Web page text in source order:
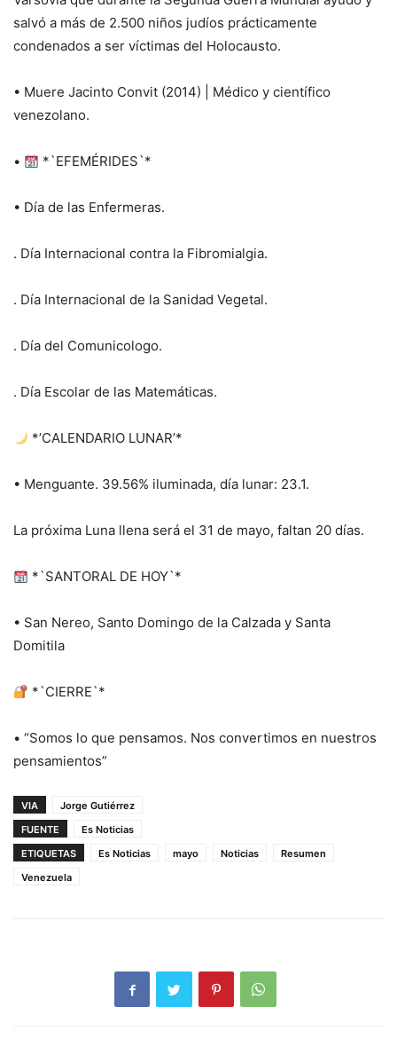
salvó a más de 2.500 niños judíos prácticamente
condenados a ser víctimas del Holocausto.
• Muere Jacinto Convit (2014) | Médico y científico
venezolano.
• *`EFEMÉRIDES`*
• Día de las Enfermeras.
. Día Internacional contra la Fibromialgia.
. Día Internacional de la Sanidad Vegetal.
. Día del Comunicologo.
. Día Escolar de las Matemáticas.
*’CALENDARIO LUNAR’*
• Menguante. 39.56% iluminada, día lunar: 23.1.
La próxima Luna llena será el 31 de mayo, faltan 20 días.
*`SANTORAL DE HOY`*
• San Nereo, Santo Domingo de la Calzada y Santa
Domitila
*`CIERRE`*
• “Somos lo que pensamos. Nos convertimos en nuestros
pensamientos”
VIA
Jorge Gutiérrez
FUENTE
Es Noticias
ETIQUETAS
Es Noticias mayo Noticias
Resumen
Venezuela